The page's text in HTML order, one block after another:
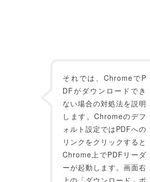
それでは、ChromeでP
DFがダウンロードでき
ない場合の対処法を説明
します。Chromeのデフ
ォルト設定ではPDFへの
リンクをクリックすると
Chrome上でPDFリーダ
ーが起動します。画面右
上の「ダウンロード」ボ